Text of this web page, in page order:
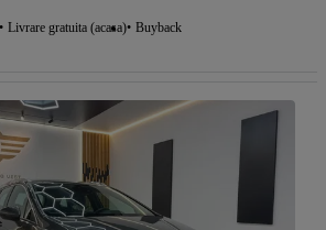
Livrare gratuita (acasa) Buyback